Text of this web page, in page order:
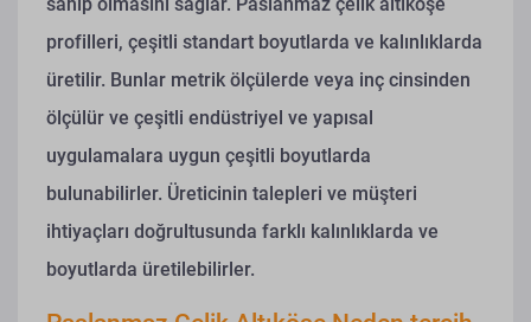
profilleri, çeşitli standart boyutlarda ve kalınlıklarda
üretilir. Bunlar metrik ölçülerde veya inç cinsinden
ölçülür ve çeşitli endüstriyel ve yapısal
uygulamalara uygun çeşitli boyutlarda
bulunabilirler. Üreticinin talepleri ve müşteri
ihtiyaçları doğrultusunda farklı kalınlıklarda ve
boyutlarda üretilebilirler.